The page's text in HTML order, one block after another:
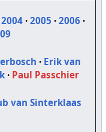
2004 ·2005 ·2006 ·
· Erik van
· Paul Passchier
van Sinterklaas